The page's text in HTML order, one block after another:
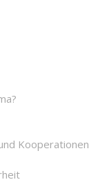
Kooperationen